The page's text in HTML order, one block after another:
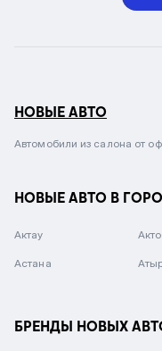
НОВЫЕ АВТО
Автомобили из салона от
НОВЫЕ АВТО В
Актау
Астана
БРЕНДЫ НОВЫХ